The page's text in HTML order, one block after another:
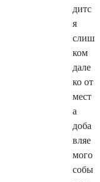
дитс
я
слиш
ком
дале
ко от
мест
а
доба
вляе
мого
собы